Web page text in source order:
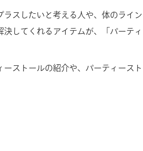
スしたいと考える人や、体のライ
決してくれるアイテムが、「パーティ
ーストールの紹介や、パーティース